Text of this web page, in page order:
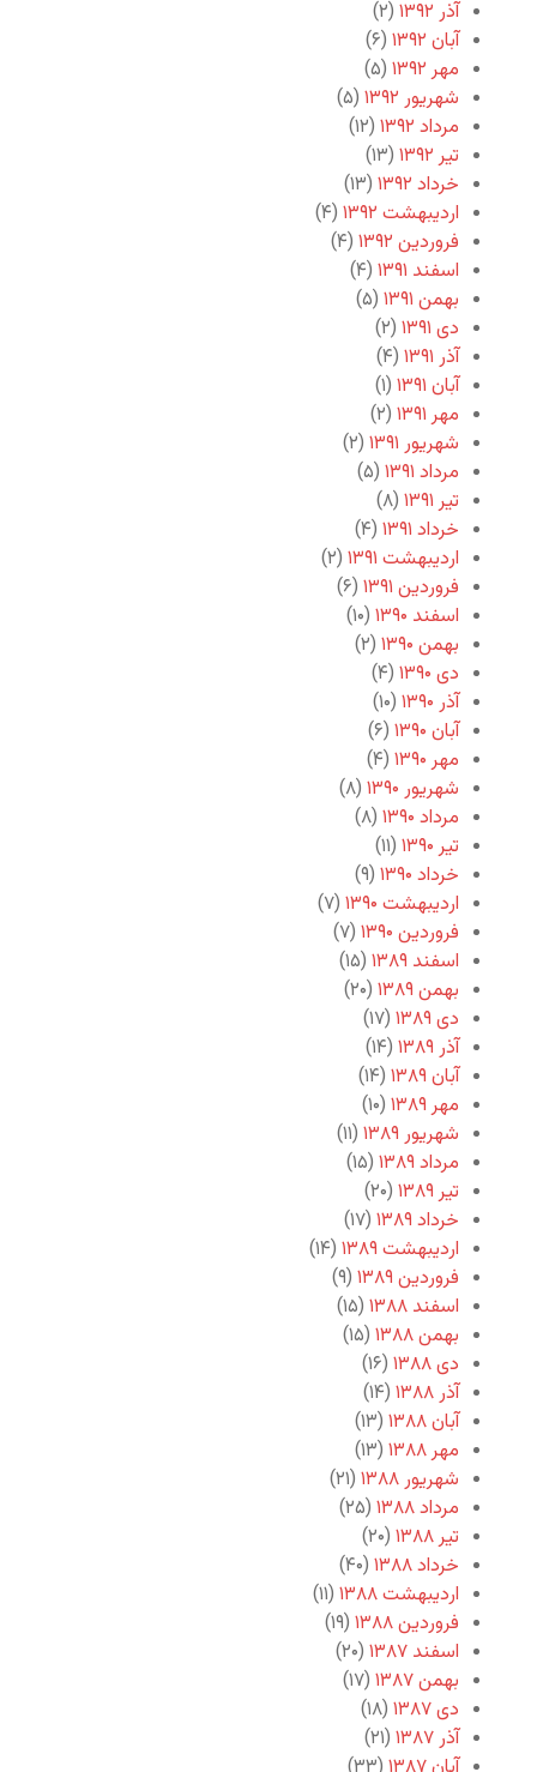
آذر ۱۳۹۲
(۲)
آبان ۱۳۹۲
(۶)
مهر ۱۳۹۲
(۵)
شهریور ۱۳۹۲
(۵)
مرداد ۱۳۹۲
(۱۲)
تیر ۱۳۹۲
(۱۳)
خرداد ۱۳۹۲
(۱۳)
اردیبهشت ۱۳۹۲
(۴)
فروردین ۱۳۹۲
(۴)
اسفند ۱۳۹۱
(۴)
بهمن ۱۳۹۱
(۵)
دی ۱۳۹۱
(۲)
آذر ۱۳۹۱
(۴)
آبان ۱۳۹۱
(۱)
مهر ۱۳۹۱
(۲)
شهریور ۱۳۹۱
(۲)
مرداد ۱۳۹۱
(۵)
تیر ۱۳۹۱
(۸)
خرداد ۱۳۹۱
(۴)
اردیبهشت ۱۳۹۱
(۲)
فروردین ۱۳۹۱
(۶)
اسفند ۱۳۹۰
(۱۰)
بهمن ۱۳۹۰
(۲)
دی ۱۳۹۰
(۴)
آذر ۱۳۹۰
(۱۰)
آبان ۱۳۹۰
(۶)
مهر ۱۳۹۰
(۴)
شهریور ۱۳۹۰
(۸)
مرداد ۱۳۹۰
(۸)
تیر ۱۳۹۰
(۱۱)
خرداد ۱۳۹۰
(۹)
اردیبهشت ۱۳۹۰
(۷)
فروردین ۱۳۹۰
(۷)
اسفند ۱۳۸۹
(۱۵)
بهمن ۱۳۸۹
(۲۰)
دی ۱۳۸۹
(۱۷)
آذر ۱۳۸۹
(۱۴)
آبان ۱۳۸۹
(۱۴)
مهر ۱۳۸۹
(۱۰)
شهریور ۱۳۸۹
(۱۱)
مرداد ۱۳۸۹
(۱۵)
تیر ۱۳۸۹
(۲۰)
خرداد ۱۳۸۹
(۱۷)
اردیبهشت ۱۳۸۹
(۱۴)
فروردین ۱۳۸۹
(۹)
اسفند ۱۳۸۸
(۱۵)
بهمن ۱۳۸۸
(۱۵)
دی ۱۳۸۸
(۱۶)
آذر ۱۳۸۸
(۱۴)
آبان ۱۳۸۸
(۱۳)
مهر ۱۳۸۸
(۱۳)
شهریور ۱۳۸۸
(۲۱)
مرداد ۱۳۸۸
(۲۵)
تیر ۱۳۸۸
(۲۰)
خرداد ۱۳۸۸
(۴۰)
اردیبهشت ۱۳۸۸
(۱۱)
فروردین ۱۳۸۸
(۱۹)
اسفند ۱۳۸۷
(۲۰)
بهمن ۱۳۸۷
(۱۷)
دی ۱۳۸۷
(۱۸)
آذر ۱۳۸۷
(۲۱)